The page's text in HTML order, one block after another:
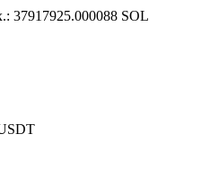
37917925.000088 SOL